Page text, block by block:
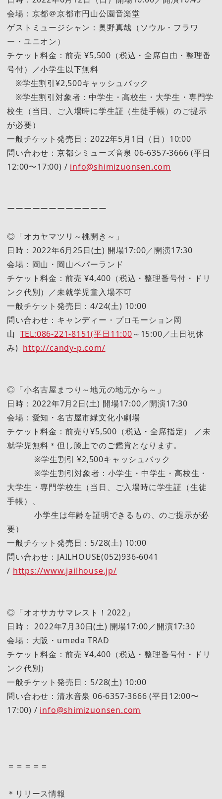
会場：京都＠京都市円山公園音楽堂
ゲストミュージシャン：奥野真哉（ソウル・フラワ
ー・ユニオン）
チケット料金：前売 ¥5,500（税込・全席自由・整理番
号付）／小学生以下無料
※学生割引¥2,500キャッシュバック
※学生割引対象者：中学生・高校生・大学生・専門学
校生（当日、ご入場時に学生証（生徒手帳）のご提示
が必要）
一般チケット発売日：2022年5月1日（日）10:00
問い合わせ：京都シミューズ音泉 06-6357-3666 (平日
12:00〜17:00) / info@shimizuonsen.com
ーーーーーーーーーーーー
◎「オカヤマツリ～桃開き～」
日時：2022年6月25日(土) 開場17:00／開演17:30
会場：岡山・岡山ペパーランド
チケット料金：前売 ¥4,400（税込・整理番号付・ドリ
ンク代別）／未就学児童入場不可
一般チケット発売日：4/24(土) 10:00
問い合わせ：キャンディー・プロモーション岡
山 TEL:086-221-8151(平日11:00～15:00／土日祝休
み) http://candy-p.com/
◎「小名古屋まつり～地元の地元から～」
日時：2022年7月2日(土) 開場17:00／開演17:30
会場：愛知・名古屋市緑文化小劇場
チケット料金：前売り¥5,500（税込・全席指定） ／未
就学児無料＊但し膝上でのご鑑賞となります。
※学生割引 ¥2,500キャッシュバック
※学生割引対象者：小学生・中学生・高校生・
大学生・専門学校生（当日、ご入場時に学生証（生徒
手帳）、
小学生は年齢を証明できるもの、のご提示が必
要）
一般チケット発売日：5/28(土) 10:00
問い合わせ：JAILHOUSE(052)936-6041
/ https://www.jailhouse.jp/
◎「オオサカサマレスト！2022」
日時： 2022年7月30日(土) 開場17:00／開演17:30
会場：大阪・umeda TRAD
チケット料金：前売 ¥4,400（税込・整理番号付・ドリ
ンク代別）
一般チケット発売日：5/28(土) 10:00
問い合わせ：清水音泉 06-6357-3666 (平日12:00〜
17:00) / info@shimizuonsen.com
＝＝＝＝＝
＊リリース情報